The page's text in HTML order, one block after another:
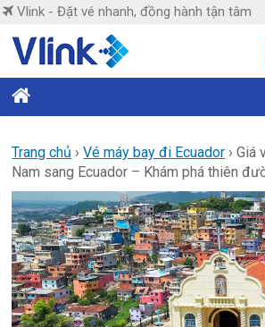
Skip
content
Vlink - Đặt vé nhanh, đồng hành tận tâm
Vlink
nhanh,
đồng
hành
tận
tâm
Trang chủ ›Vé máy bay đi Ecuador ›Giá
Nam sang Ecuador – Khám phá thiên